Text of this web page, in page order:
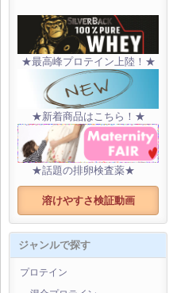
★最高峰プロテイン上陸！★
★新着商品はこちら！★
★話題の排卵検査薬★
溶けやすさ検証動画
ジャンルで探す
プロテイン